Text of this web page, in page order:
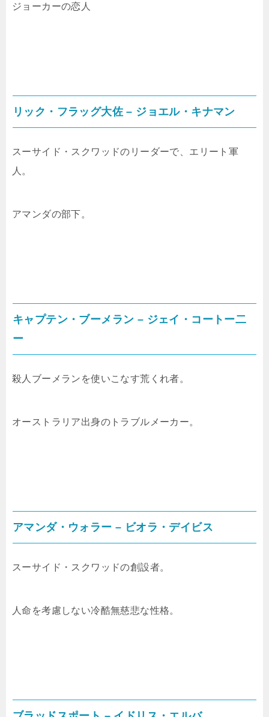
ジョーカーの恋人
リック・フラッグ大佐 – ジョエル・キナマン
スーサイド・スクワッドのリーダーで、エリート軍
人。
アマンダの部下。
キャプテン・ブーメラン – ジェイ・コートー二
ー
殺人ブーメランを使いこなす荒くれ者。
オーストラリア出身のトラブルメーカー。
アマンダ・ウォラー – ビオラ・デイビス
スーサイド・スクワッドの創設者。
人命を考慮しない冷酷無慈悲な性格。